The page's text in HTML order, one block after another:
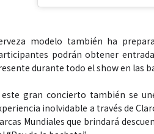
modelo también ha
podrán obtener
durante todo el show en las
gran concierto también se
inolvidable a través de
Mundiales que brindará